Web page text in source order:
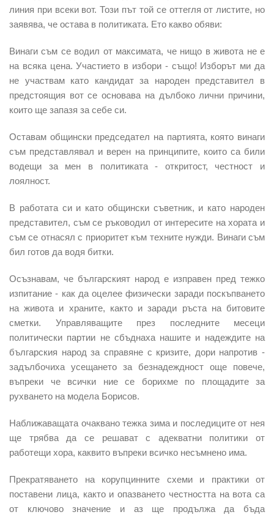
линия при всеки вот. Този път той се оттегля от листите, но
заявява, че остава в политиката. Ето какво обяви:
Винаги съм се водил от максимата, че нищо в живота не е
на всяка цена. Участието в избори - също! Изборът ми да
не участвам като кандидат за народен представител в
предстоящия вот се основава на дълбоко лични причини,
които ще запазя за себе си.
Оставам общински председател на партията, която винаги
съм представлявал и верен на принципите, които са били
водещи за мен в политиката - откритост, честност и
лоялност.
В работата си и като общински съветник, и като народен
представител, съм се ръководил от интересите на хората и
съм се отнасял с приоритет към техните нужди. Винаги съм
бил готов да водя битки.
Осъзнавам, че българският народ е изправен пред тежко
изпитание - как да оцелее физически заради поскъпването
на живота и храните, както и заради ръста на битовите
сметки. Управляващите през последните месеци
политически партии не сбъднаха нашите и надеждите на
българския народ за справяне с кризите, дори напротив -
задълбочиха усещането за безнадеждност още повече,
въпреки че всички ние се борихме по площадите за
рухването на модела Борисов.
Наближаващата очаквано тежка зима и последиците от нея
ще трябва да се решават с адекватни политики от
работещи хора, каквито въпреки всичко несъмнено има.
Прекратяването на корупцинните схеми и практики от
поставени лица, както и опазването честността на вота са
от ключово значение и аз ще продължа да бъда